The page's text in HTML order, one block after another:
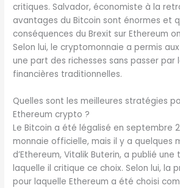
critiques. Salvador, économiste à la
avantages du Bitcoin sont énormes et
conséquences du Brexit sur Ethereum
Selon lui, le cryptomonnaie a permis
une part des richesses sans passer par
financières traditionnelles.
Quelles sont les meilleures stratégies
Ethereum crypto ?
Le Bitcoin a été légalisé en septembre
monnaie officielle, mais il y a quelques
d’Ethereum, Vitalik Buterin, a publié une
laquelle il critique ce choix. Selon lui, la
pour laquelle Ethereum a été choisi